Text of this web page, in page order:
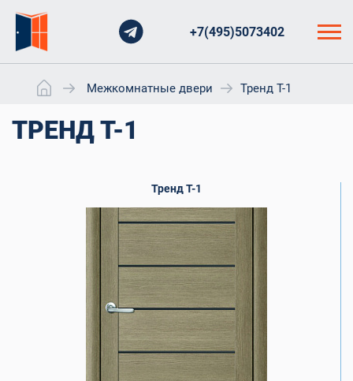
+7(495)5073402
Межкомнатные двери Тренд Т-1
ТРЕНД Т-1
Тренд Т-1